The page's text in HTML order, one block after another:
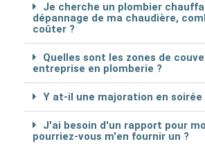
Je cherche un plombier
dépannage de ma chaudière,
coûter ?
Quelles sont les zones de
entreprise en plomberie ?
Y at-il une majoration en soirée
J'ai besoin d'un rapport pour
pourriez-vous m'en fournir un ?